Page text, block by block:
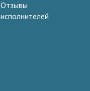
Отзывы
исполнителей